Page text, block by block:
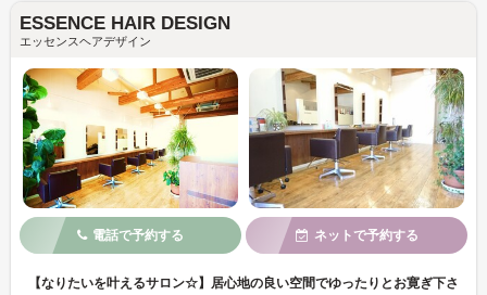
ESSENCE HAIR DESIGN
エッセンスヘアデザイン
電話で予約する ネットで予約する
【なりたいを叶えるサロン☆】居心地の良い空間でゆったりとお寛ぎ下さ